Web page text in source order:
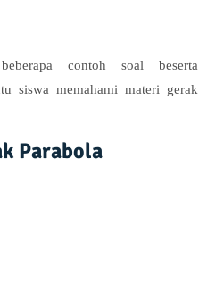
contoh soal beserta
siswa memahami materi gerak
Parabola